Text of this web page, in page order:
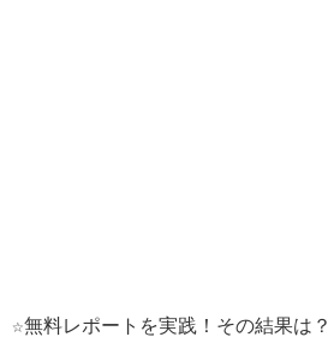
☆無料レポートを実践！その結果は？